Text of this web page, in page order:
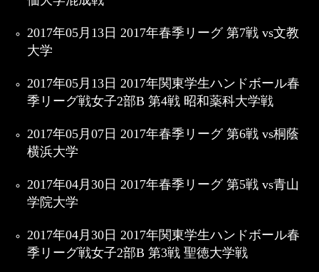
2017年05月13日 2017年春季リーグ 第7戦 vs文教
大学
2017年05月13日 2017年関東学生ハンドボール春
季リーグ戦女子2部B 第4戦 昭和薬科大学戦
2017年05月07日 2017年春季リーグ 第6戦 vs桐蔭
横浜大学
2017年04月30日 2017年春季リーグ 第5戦 vs青山
学院大学
2017年04月30日 2017年関東学生ハンドボール春
季リーグ戦女子2部B 第3戦 聖徳大学戦